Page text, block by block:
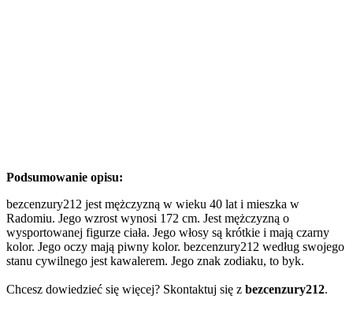
Podsumowanie opisu:
bezcenzury212 jest mężczyzną w wieku 40 lat i mieszka w
Radomiu. Jego wzrost wynosi 172 cm. Jest mężczyzną o
wysportowanej figurze ciała. Jego włosy są krótkie i mają czarny
kolor. Jego oczy mają piwny kolor. bezcenzury212 według swojego
stanu cywilnego jest kawalerem. Jego znak zodiaku, to byk.
Chcesz dowiedzieć się więcej? Skontaktuj się z bezcenzury212.